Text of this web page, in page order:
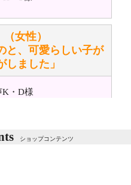
い。
ボタンやタグに、何か意
い。
（女性）
と、可愛らしい子が
しました」
（女性）
た。値段と他の融通
ショップコンテンツ